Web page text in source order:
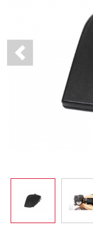
Previous